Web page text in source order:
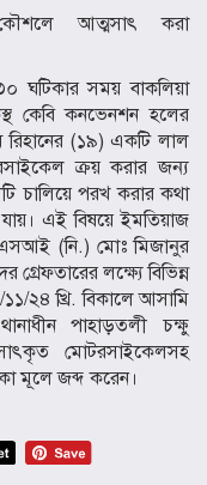
কৌশলে আত্মসাৎ করা
ঘটিকার সময় বাকলিয়া
কেবি কনভেনশন হলের
(১৯) একটি লাল
ক্রয় করার জন্য
চালিয়ে পরখ করার কথা
এই বিষয়ে ইমতিয়াজ
(নি.) মোঃ মিজানুর
লক্ষ্যে বিভিন্ন
২৪ খ্রি. বিকালে আসামি
পাহাড়তলী চক্ষু
মোটরসাইকেলসহ
মূলে জব্দ করেন।